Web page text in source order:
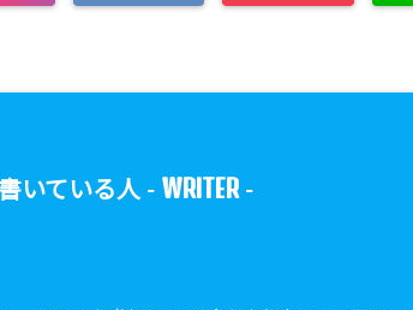
いている人 - WRITER-